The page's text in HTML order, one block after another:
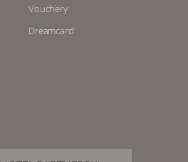
Vouchery
Dreamcard